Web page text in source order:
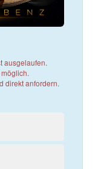
ausgelaufen.
direkt anfordern.